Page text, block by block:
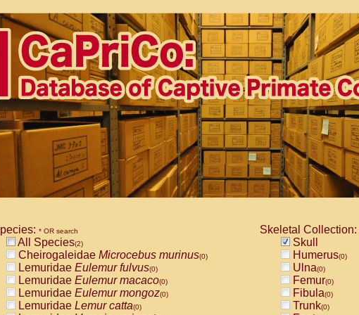
* OR search
All Species(2)
Cheirogaleidae Microcebus murinus(0)
Lemuridae Eulemur fulvus(0)
Lemuridae Eulemur macaco(0)
Lemuridae Eulemur mongoz(0)
Lemuridae Lemur catta(0)
Skeletal Collection:
Skull
Humerus(0)
Ulna(0)
Femur(0)
Fibula(0)
Trunk(0)